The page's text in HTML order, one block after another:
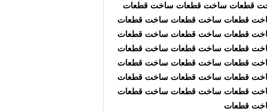
قطعات ساخت قطعات ساخت قطعات
قطعات ساخت قطعات ساخت قطعات
قطعات ساخت قطعات ساخت قطعات
قطعات ساخت قطعات ساخت قطعات
قطعات ساخت قطعات ساخت قطعات
قطعات ساخت قطعات ساخت قطعات
قطعات ساخت قطعات ساخت قطعات
قطعات